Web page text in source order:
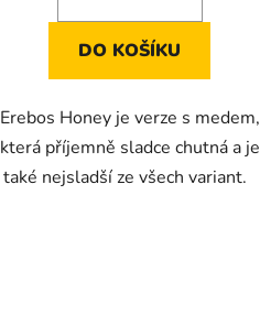
DO KOŠÍKU
Erebos Honey je verze s medem,
která příjemně sladce chutná a je
také nejsladší ze všech variant.